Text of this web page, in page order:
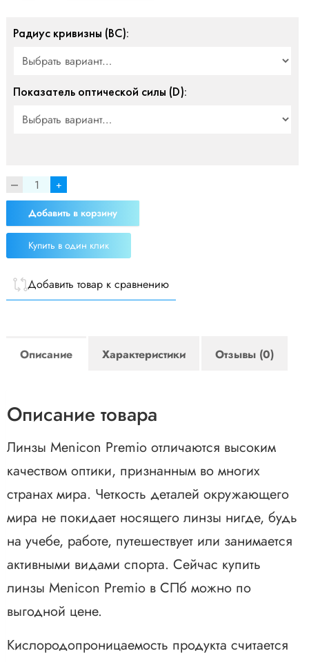
Радиус кривизны (BC):
Показатель оптической силы (D):
+
Добавить в корзину
Купить в один клик
Добавить товар к сравнению
Описание Характеристики Отзывы (0)
Описание товара
Линзы Menicon Premio отличаются высоким
качеством оптики, признанным во многих
странах мира. Четкость деталей окружающего
мира не покидает носящего линзы нигде, будь
на учебе, работе, путешествует или занимается
активными видами спорта. Сейчас купить
линзы Menicon Premio в СПб можно по
выгодной цене.
Кислородопроницаемость продукта считается